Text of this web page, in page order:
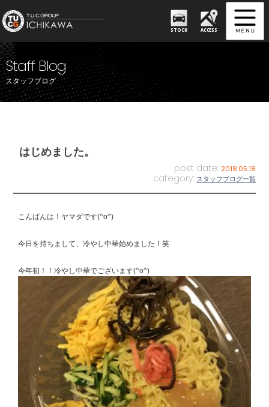
STOCK ACCESS
Staff Blog
スタッフブログ
はじめました。
post date: 2018.05.18
category: スタッフブログ一覧
こんばんは！ヤマダです(^o^)
今日を持ちまして、冷やし中華始めました！笑
今年初！！冷やし中華でございます(^o^)